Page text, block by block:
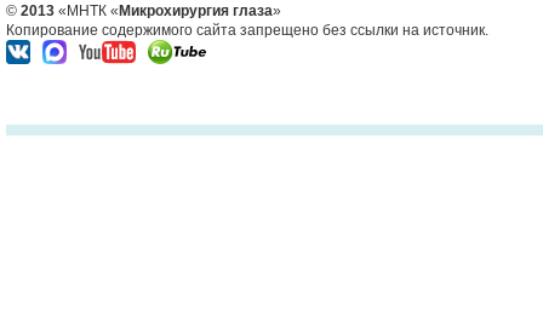
© 2013 «МНТК « Микрохирургия глаза»
Копирование содержимого сайта запрещено без ссылки на источник.